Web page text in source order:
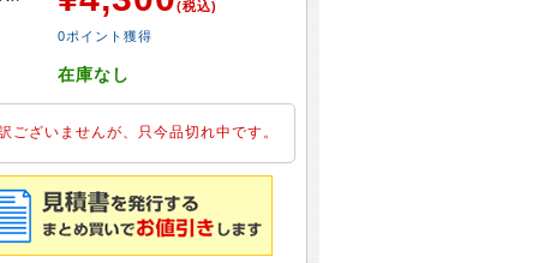
(税込)
0ポイント獲得
在庫なし
ございませんが、只今品切れ中です。